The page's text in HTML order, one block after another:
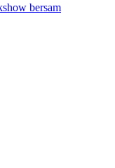
bersam